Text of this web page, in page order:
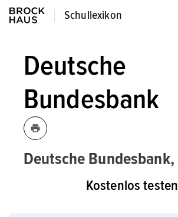
Schullexikon
Schullexikon
Deutsche
Bundesbank
Deutsche Bundesbank,
Abkürzungen Bbk,BBk,
Kostenlos testen